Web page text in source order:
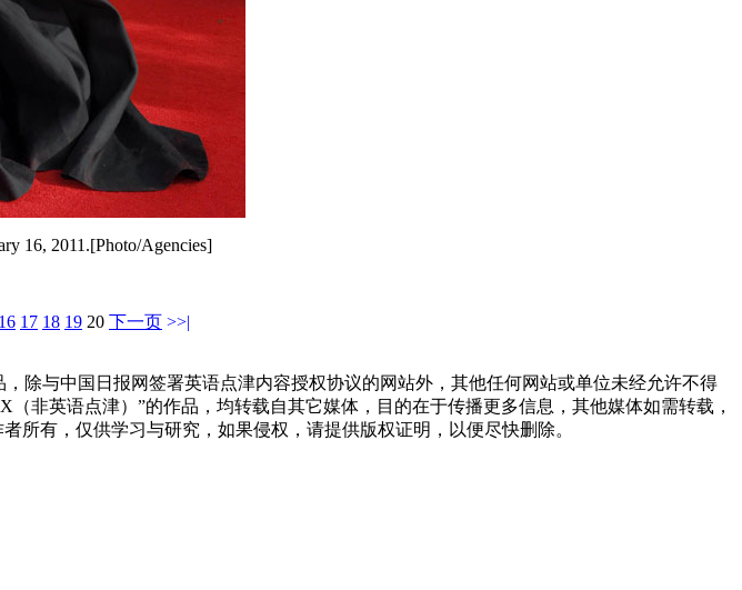
16, 2011.[Photo/Agencies]
16 17 18 19 20 下一页 >>|
除与中国日报网签署英语点津内容授权协议的网站外，其他任何网站或单位未经允许不得
非英语点津）”的作品，均转载自其它媒体，目的在于传播更多信息，其他媒体如需转载，
所有，仅供学习与研究，如果侵权，请提供版权证明，以便尽快删除。